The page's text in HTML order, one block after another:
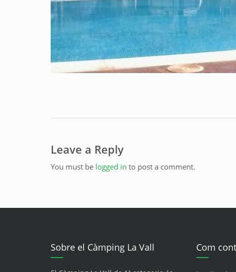
Leave a Reply
You must be logged in to post a comment.
Sobre el Càmping La Vall Com